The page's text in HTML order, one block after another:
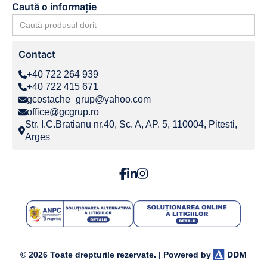
Caută o informație
for:
Contact
+40 722 264 939
+40 722 415 671
gcostache_grup@yahoo.com
office@gcgrup.ro
Str. I.C.Bratianu nr.40, Sc. A, AP. 5, 110004, Pitesti,
Arges
© 2026 Toate drepturile rezervate. | Powered by DDM